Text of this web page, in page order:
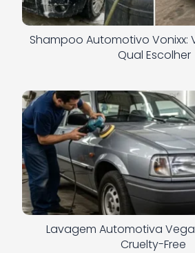
Shampoo Automotivo Vonixx:
Qual Escolher
Lavagem Automotiva
Cruelty-Free